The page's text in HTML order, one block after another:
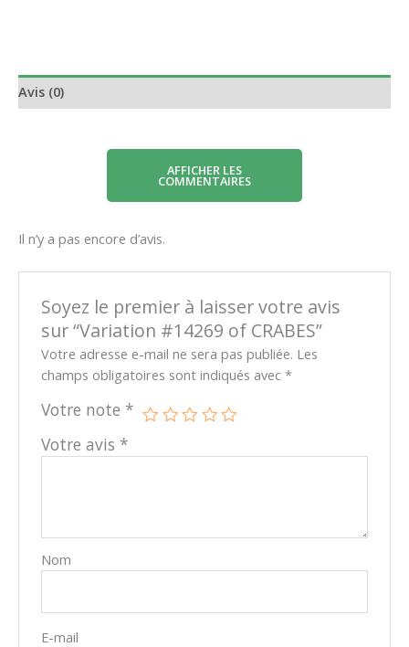
Avis (0)
AFFICHER LES
COMMENTAIRES
Il n’y a pas encore d’avis.
Soyez le premier à laisser votre avis
sur “Variation #14269 of CRABES”
Votre adresse e-mail ne sera pas publiée. Les
champs obligatoires sont indiqués avec*
Votre note *
Votre avis *
Nom
E-mail